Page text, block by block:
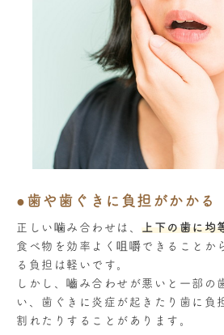
●歯や歯ぐきに負担がかかる
正しい噛み合わせは、 上下の歯に均
食べ物を効率よく咀嚼できることか
る負担は軽いです。
しかし、嚙み合わせが悪いと一部の
い、歯ぐきに炎症が起きたり歯に負
割れたりすることがあります。